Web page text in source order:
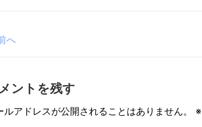
へ
ントを残す
ルアドレスが公開されることはありません。 ※